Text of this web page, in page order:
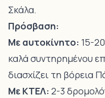
Σκάλα.
Πρόσβαση:
Με αυτοκίνητο: 15-
καλά συντηρημένου
διασχίζει τη βόρεια
Με ΚΤΕΛ: 2-3